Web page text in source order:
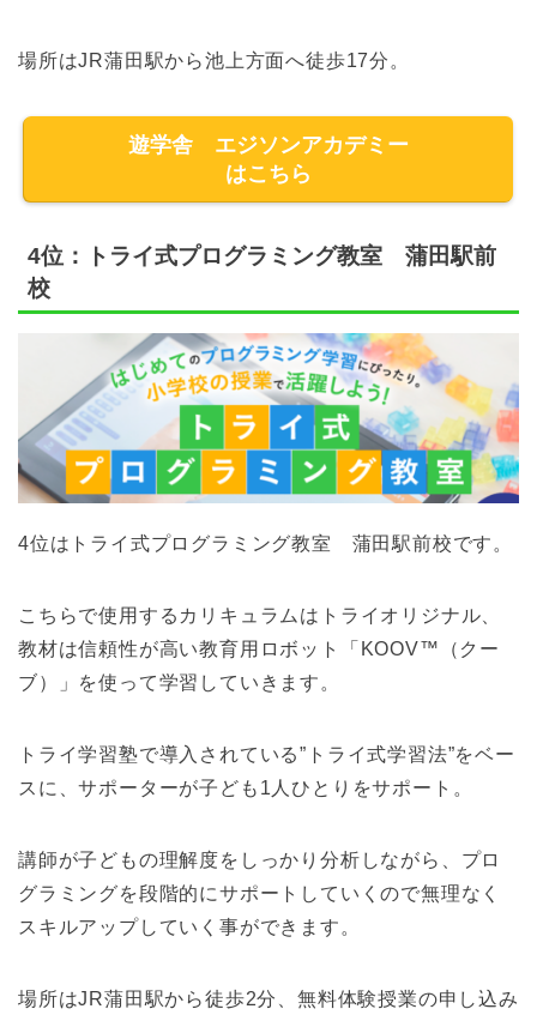
場所はJR蒲田駅から池上方面へ徒歩17分。
遊学舎 エジソンアカデミー
はこちら
4位：トライ式プログラミング教室 蒲田駅前
校
4位はトライ式プログラミング教室 蒲田駅前校です。
こちらで使用するカリキュラムはトライオリジナル、
教材は信頼性が高い教育用ロボット「KOOV™（クー
ブ）」を使って学習していきます。
トライ学習塾で導入されている”トライ式学習法”をベー
スに、サポーターが子ども1人ひとりをサポート。
講師が子どもの理解度をしっかり分析しながら、プロ
グラミングを段階的にサポートしていくので無理なく
スキルアップしていく事ができます。
場所はJR蒲田駅から徒歩2分、無料体験授業の申し込み